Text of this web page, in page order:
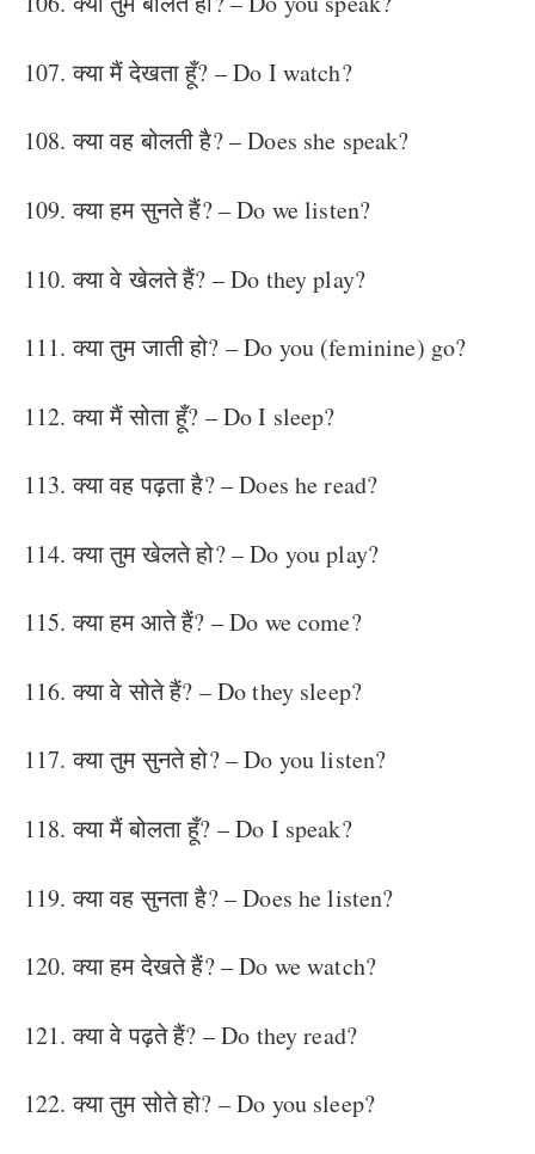
107. क्या मैं देखता हूँ? – Do I watch?
108. क्या वह बोलती है? – Does she speak?
109. क्या हम सुनते हैं? – Do we listen?
110. क्या वे खेलते हैं? – Do they play?
111. क्या तुम जाती हो? – Do you (feminine) go?
112. क्या मैं सोता हूँ? – Do I sleep?
113. क्या वह पढ़ता है? – Does he read?
114. क्या तुम खेलते हो? – Do you play?
115. क्या हम आते हैं? – Do we come?
116. क्या वे सोते हैं? – Do they sleep?
117. क्या तुम सुनते हो? – Do you listen?
118. क्या मैं बोलता हूँ? – Do I speak?
119. क्या वह सुनता है? – Does he listen?
120. क्या हम देखते हैं? – Do we watch?
121. क्या वे पढ़ते हैं? – Do they read?
122. क्या तुम सोते हो? – Do you sleep?